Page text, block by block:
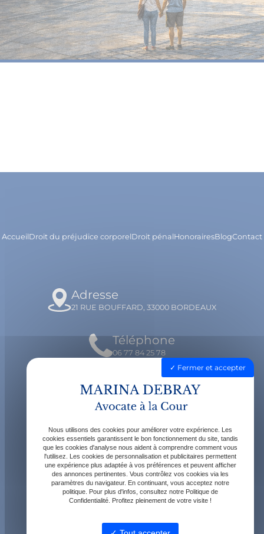
AccueilDroit du préjudice corporelDroit pénalHonorairesBlogContact
Adresse
21 RUE BOUFFARD, 33000 BORDEAUX
Téléphone
06 77 84 25 78
Email
contact@avocatdebray.fr
Horaires
Lundi - Vendredi : 9h - 19h
Fermer et accepter
Nous utilisons des cookies pour améliorer votre expérience. Les
cookies essentiels garantissent le bon fonctionnement du site, tandis
que les cookies d'analyse nous aident à comprendre comment vous
l'utilisez. Les cookies de personnalisation et publicitaires permettent
une expérience plus adaptée à vos préférences et peuvent afficher
des annonces pertinentes. Vous contrôlez vos cookies via les
paramètres du navigateur. En continuant, vous acceptez notre
politique. Pour plus d'infos, consultez notre Politique de
Confidentialité. Profitez pleinement de votre visite !